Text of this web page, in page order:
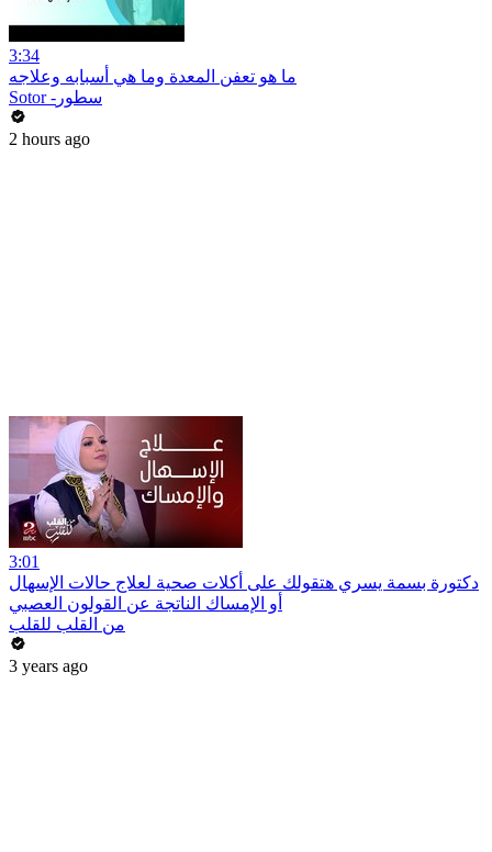
3:34
ما هو تعفن المعدة وما هي أسبابه وعلاجه
Sotor -سطور
2 hours ago
3:01
دكتورة بسمة يسري هتقولك على أكلات صحية لعلاج حالات الإسهال
أو الإمساك الناتجة عن القولون العصبي
من القلب للقلب
3 years ago